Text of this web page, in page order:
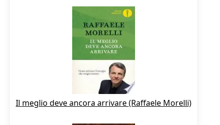
Il meglio deve ancora arrivare (Raffaele Morelli)